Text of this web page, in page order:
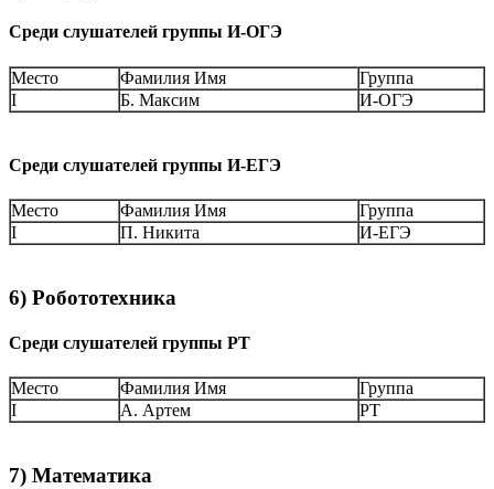
Среди слушателей группы И-ОГЭ
Место Фамилия Имя
Группа
I
Б. Максим И-ОГЭ
Среди слушателей группы И-ЕГЭ
Место Фамилия Имя
Группа
I
П. Никита И-ЕГЭ
6) Робототехника
Среди слушателей группы РТ
Место Фамилия Имя
Группа
I
А. Артем РТ
7) Математика